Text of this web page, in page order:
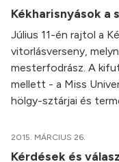
Kékharisnyások a
Július 11-én rajtol a
vitorlásverseny,
mesterfodrász. A
mellett - a Miss
hölgy-sztárjai és
2015. MÁRCIUS 26.
Kérdések és